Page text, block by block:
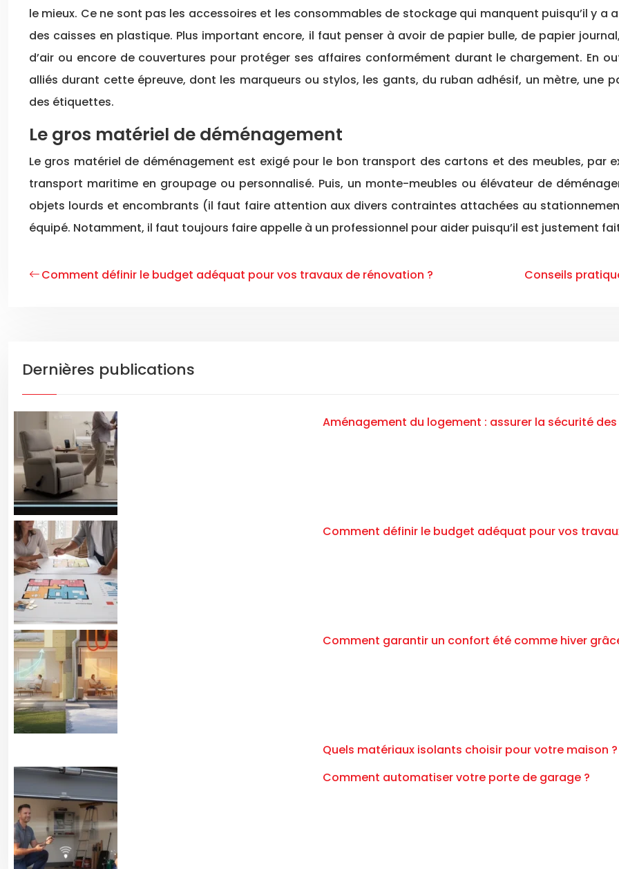
le mieux. Ce ne sont pas les accessoires et les consommables de stockage qui manquent puisqu’il y a
des caisses en plastique. Plus important encore, il faut penser à avoir de papier bulle, de papier
d’air ou encore de couvertures pour protéger ses affaires conformément durant le chargement. En
alliés durant cette épreuve, dont les marqueurs ou stylos, les gants, du ruban adhésif, un mètre, une
des étiquettes.
Le gros matériel de déménagement
Le gros matériel de déménagement est exigé pour le bon transport des cartons et des meubles, par
transport maritime en groupage ou personnalisé. Puis, un monte-meubles ou élévateur de
objets lourds et encombrants (il faut faire attention aux divers contraintes attachées au
équipé. Notamment, il faut toujours faire appelle à un professionnel pour aider puisqu’il est justement
Comment définir le budget adéquat pour vos travaux de rénovation ? Conseils
Dernières publications
Aménagement du logement : assurer la sécurité
Comment définir le budget adéquat pour vos
Comment garantir un confort été comme hiver
Quels matériaux isolants choisir pour votre maison ?
Comment automatiser votre porte de garage ?